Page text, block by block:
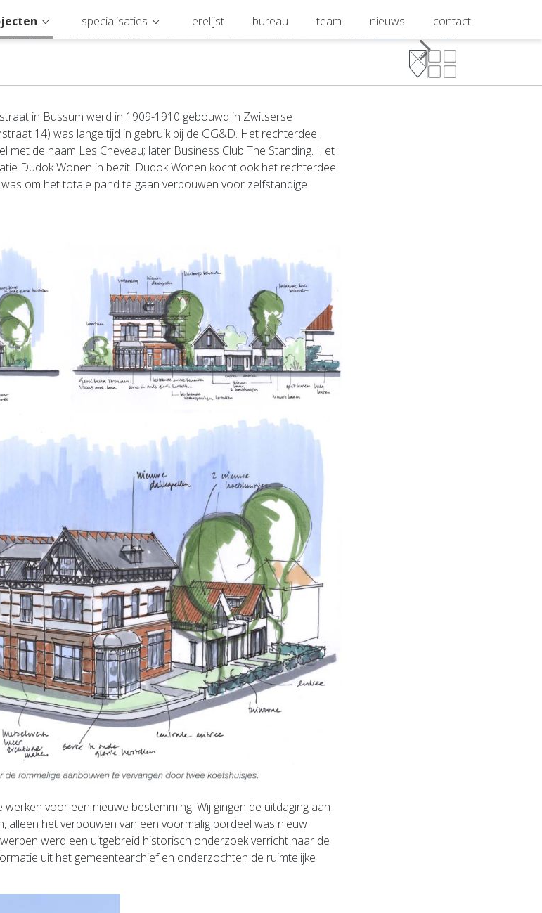
specialisaties erelijst bureau team nieuws contact
in Bussum werd in 1909-1910 gebouwd in Zwitserse
14) was lange tijd in gebruik bij de GG&D. Het rechterdeel
met de naam Les Cheveau; later Business Club The Standing. Het
Dudok Wonen in bezit. Dudok Wonen kocht ook het rechterdeel
om het totale pand te gaan verbouwen voor zelfstandige
voor een nieuwe bestemming. Wij gingen de uitdaging aan
alleen het verbouwen van een voormalig bordeel was nieuw
werd een uitgebreid historisch onderzoek verricht naar de
uit het gemeentearchief en onderzochten de ruimtelijke